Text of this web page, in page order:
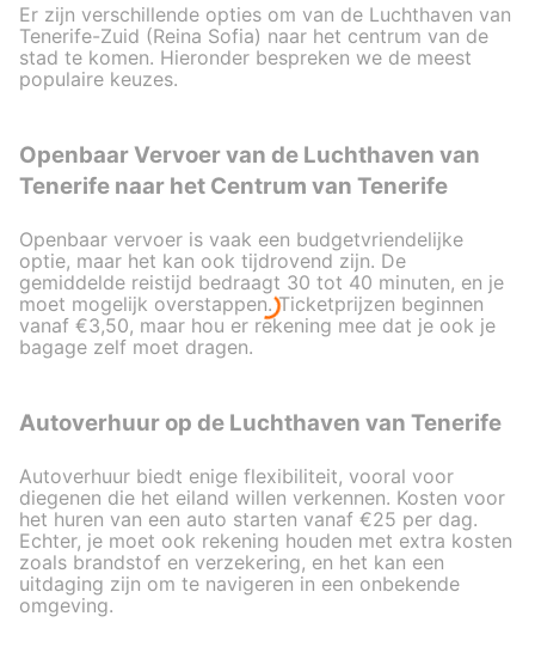
ongoing basis. The company has a
comfortable bus. Through the
application, ordering a transfer is
very simple. After the trip,
to evaluate the quality of service. I
really liked it, so they value the
opinion of customers and the
the services provided. Thank you
for good service and reasonable
prices. Everything went well, two
trips without delay.
Er zijn verschillende opties om van de Luchthaven van
Tenerife-Zuid (Reina Sofia) naar het centrum van de
stad te komen. Hieronder bespreken we de meest
populaire keuzes.
Openbaar Vervoer van de Luchthaven van
Tenerife naar het Centrum van Tenerife
Openbaar vervoer is vaak een budgetvriendelijke
optie, maar het kan ook tijdrovend zijn. De
gemiddelde reistijd bedraagt 30 tot 40 minuten, en je
moet mogelijk overstappen. Ticketprijzen beginnen
vanaf €3,50, maar hou er rekening mee dat je ook je
bagage zelf moet dragen.
Autoverhuur op de Luchthaven van Tenerife
Autoverhuur biedt enige flexibiliteit, vooral voor
diegenen die het eiland willen verkennen. Kosten voor
het huren van een auto starten vanaf €25 per dag.
Echter, je moet ook rekening houden met extra kosten
zoals brandstof en verzekering, en het kan een
uitdaging zijn om te navigeren in een onbekende
omgeving.